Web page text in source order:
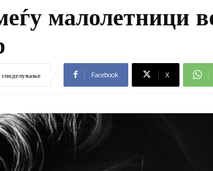
малолетници
споделување Facebook X